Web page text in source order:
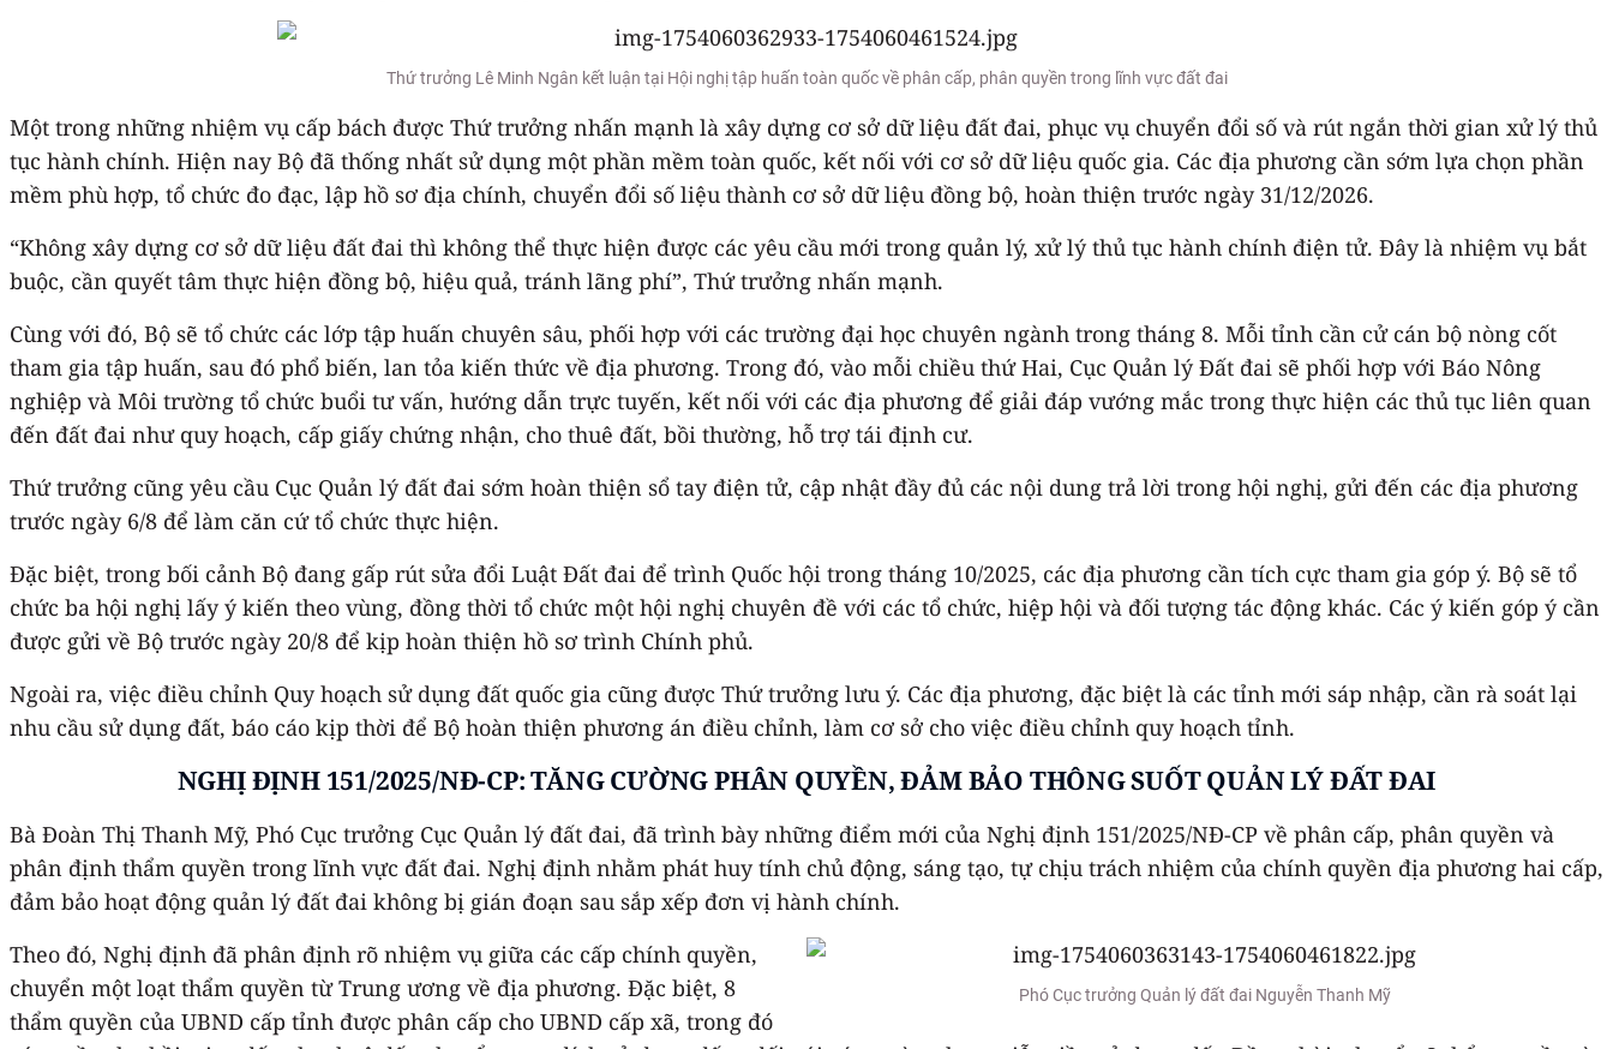
Thứ trưởng Lê Minh Ngân kết luận tại Hội nghị tập huấn toàn quốc về phân cấp, phân quyền trong lĩnh vực đất đai
Một trong những nhiệm vụ cấp bách được Thứ trưởng nhấn mạnh là xây dựng cơ sở dữ liệu đất đai, phục vụ chuyển đổi số và rút ngắn thời gian xử lý thủ
tục hành chính. Hiện nay Bộ đã thống nhất sử dụng một phần mềm toàn quốc, kết nối với cơ sở dữ liệu quốc gia. Các địa phương cần sớm lựa chọn phần
mềm phù hợp, tổ chức đo đạc, lập hồ sơ địa chính, chuyển đổi số liệu thành cơ sở dữ liệu đồng bộ, hoàn thiện trước ngày 31/12/2026.
“Không xây dựng cơ sở dữ liệu đất đai thì không thể thực hiện được các yêu cầu mới trong quản lý, xử lý thủ tục hành chính điện tử. Đây là nhiệm vụ bắt
buộc, cần quyết tâm thực hiện đồng bộ, hiệu quả, tránh lãng phí”, Thứ trưởng nhấn mạnh.
Cùng với đó, Bộ sẽ tổ chức các lớp tập huấn chuyên sâu, phối hợp với các trường đại học chuyên ngành trong tháng 8. Mỗi tỉnh cần cử cán bộ nòng cốt
tham gia tập huấn, sau đó phổ biến, lan tỏa kiến thức về địa phương. Trong đó, vào mỗi chiều thứ Hai, Cục Quản lý Đất đai sẽ phối hợp với Báo Nông
nghiệp và Môi trường tổ chức buổi tư vấn, hướng dẫn trực tuyến, kết nối với các địa phương để giải đáp vướng mắc trong thực hiện các thủ tục liên quan
đến đất đai như quy hoạch, cấp giấy chứng nhận, cho thuê đất, bồi thường, hỗ trợ tái định cư.
Thứ trưởng cũng yêu cầu Cục Quản lý đất đai sớm hoàn thiện sổ tay điện tử, cập nhật đầy đủ các nội dung trả lời trong hội nghị, gửi đến các địa phương
trước ngày 6/8 để làm căn cứ tổ chức thực hiện.
Đặc biệt, trong bối cảnh Bộ đang gấp rút sửa đổi Luật Đất đai để trình Quốc hội trong tháng 10/2025, các địa phương cần tích cực tham gia góp ý. Bộ sẽ tổ
chức ba hội nghị lấy ý kiến theo vùng, đồng thời tổ chức một hội nghị chuyên đề với các tổ chức, hiệp hội và đối tượng tác động khác. Các ý kiến góp ý cần
được gửi về Bộ trước ngày 20/8 để kịp hoàn thiện hồ sơ trình Chính phủ.
Ngoài ra, việc điều chỉnh Quy hoạch sử dụng đất quốc gia cũng được Thứ trưởng lưu ý. Các địa phương, đặc biệt là các tỉnh mới sáp nhập, cần rà soát lại
nhu cầu sử dụng đất, báo cáo kịp thời để Bộ hoàn thiện phương án điều chỉnh, làm cơ sở cho việc điều chỉnh quy hoạch tỉnh.
NGHỊ ĐỊNH 151/2025/NĐ-CP: TĂNG CƯỜNG PHÂN QUYỀN, ĐẢM BẢO THÔNG SUỐT QUẢN LÝ ĐẤT ĐAI
Bà Đoàn Thị Thanh Mỹ, Phó Cục trưởng Cục Quản lý đất đai, đã trình bày những điểm mới của Nghị định 151/2025/NĐ-CP về phân cấp, phân quyền và
phân định thẩm quyền trong lĩnh vực đất đai. Nghị định nhằm phát huy tính chủ động, sáng tạo, tự chịu trách nhiệm của chính quyền địa phương hai cấp,
đảm bảo hoạt động quản lý đất đai không bị gián đoạn sau sắp xếp đơn vị hành chính.
Phó Cục trưởng Quản lý đất đai Nguyễn Thanh Mỹ
Theo đó, Nghị định đã phân định rõ nhiệm vụ giữa các cấp chính quyền,
chuyển một loạt thẩm quyền từ Trung ương về địa phương. Đặc biệt, 8
thẩm quyền của UBND cấp tỉnh được phân cấp cho UBND cấp xã, trong đó